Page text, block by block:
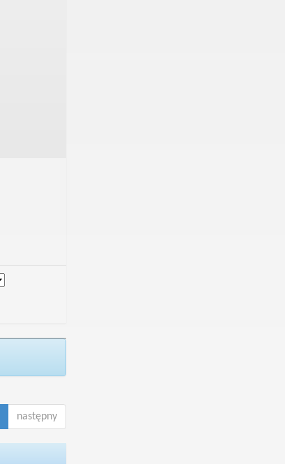
następny